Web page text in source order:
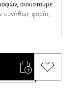
συνιστούμε
συνήθως φοράς